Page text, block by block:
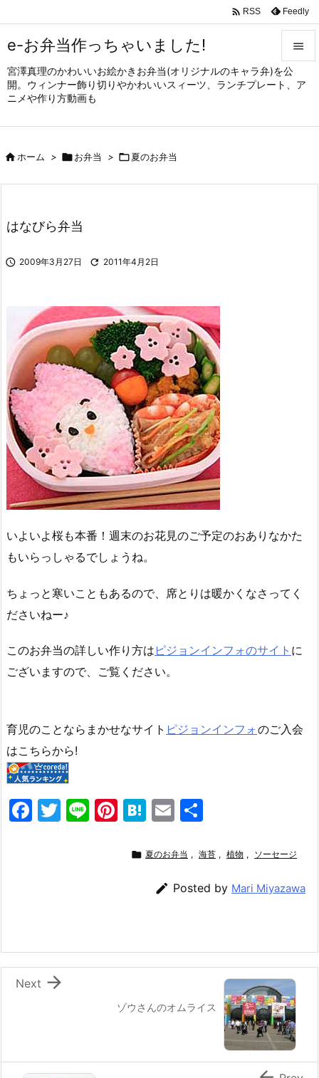
e-お弁当作っちゃいました!
宮澤真理のかわいいお絵かきお弁当(オリジナルのキャラ弁)を公
開。ウィンナー飾り切りやかわいいスィーツ、ランチプレート、ア
ニメや作り方動画も


メニュ
サイド

 RSS Feedly
ホーム > お弁当 > 夏のお弁当
はなびら弁当
 2009年3月27日  2011年4月2日
いよいよ桜も本番！週末のお花見のご予定のおありなかた
もいらっしゃるでしょうね。
ちょっと寒いこともあるので、席とりは暖かくなさってく
ださいねー♪
このお弁当の詳しい作り方は ピジョンインフォのサイト に
ございますので、ご覧ください。
育児のことならまかせなサイト ピジョンインフォのご入会
はこちらから!
F
o
k
T
Li Pi
er
H
e
a
E
ai
l
 夏のお弁当 , 海苔 , 植物 , ソーセージ
 Posted by Mari Miyazawa
ゾウさんのオムライス

Next